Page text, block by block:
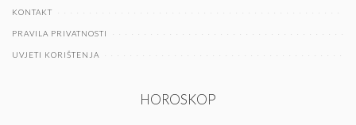
KONTAKT
PRAVILA PRIVATNOSTI
UVJETI KORIŠTENJA
HOROSKOP